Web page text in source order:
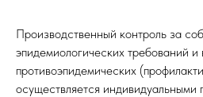
Производственный контроль за
эпидемиологических требований
противоэпидемических
осуществляется индивидуальными